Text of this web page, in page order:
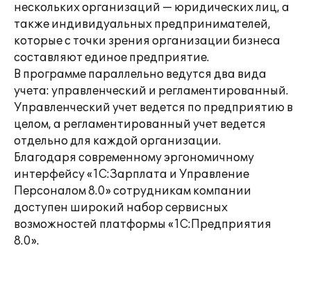
нескольких организаций — юридических лиц, а
также индивидуальных предпринимателей,
которые с точки зрения организации бизнеса
составляют единое предприятие.
В программе параллельно ведутся два вида
учета: управленческий и регламентированный.
Управленческий учет ведется по предприятию в
целом, а регламентированный учет ведется
отдельно для каждой организации.
Благодаря современному эргономичному
интерфейсу «1С:Зарплата и Управление
Персоналом 8.0» сотрудникам компании
доступен широкий набор сервисных
возможностей платформы «1С:Предприятия
8.0».